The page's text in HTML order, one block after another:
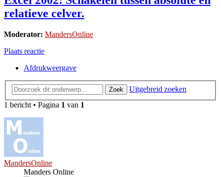
relatieve celver.
Moderator: MandersOnline
Plaats reactie
Afdrukweergave
Zoek
Uitgebreid zoeken
1 bericht • Pagina 1 van 1
MandersOnline
Manders Online